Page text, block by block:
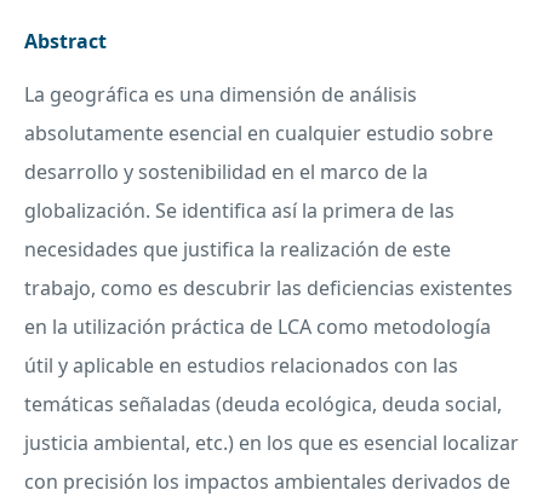
Abstract
La geográfica es una dimensión de análisis
absolutamente esencial en cualquier estudio sobre
desarrollo y sostenibilidad en el marco de la
globalización. Se identifica así la primera de las
necesidades que justifica la realización de este
trabajo, como es descubrir las deficiencias existentes
en la utilización práctica de LCA como metodología
útil y aplicable en estudios relacionados con las
temáticas señaladas (deuda ecológica, deuda social,
justicia ambiental, etc.) en los que es esencial localizar
con precisión los impactos ambientales derivados de